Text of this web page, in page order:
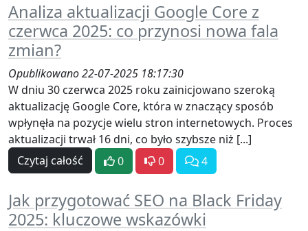
Analiza aktualizacji Google Core z
czerwca 2025: co przynosi nowa fala
zmian?
Opublikowano 22-07-2025 18:17:30
W dniu 30 czerwca 2025 roku zainicjowano szeroką
aktualizację Google Core, która w znaczący sposób
wpłynęła na pozycje wielu stron internetowych. Proces
aktualizacji trwał 16 dni, co było szybsze niż [...]
Czytaj całość
0 0 4
Jak przygotować SEO na Black Friday
2025: kluczowe wskazówki